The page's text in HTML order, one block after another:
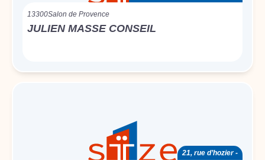
13300Salon de Provence
JULIEN MASSE CONSEIL
21, rue d’hozier -